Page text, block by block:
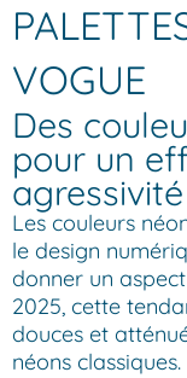
VOGUE
Des
pour un
agressivité
Les couleurs
le design
donner un
2025, cette
douces et
néons classiques.